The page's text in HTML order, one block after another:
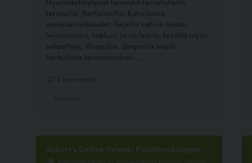
terassille. Nettisivuilta: Kahvilassa
anniskeluoikeudet. Tarjolla kahvin lisäksi
leivonnaisia, kakkua, ja voileipiä, kesällä myös
salaatteja, lihapullia, lämpimiä leipiä
herkullista terassiruokaa.....
Robert's Coffee Helsinki Paahtimokauppa
Aleksanterinkatu 23, Kolmen sepän käytävä, Helsinki